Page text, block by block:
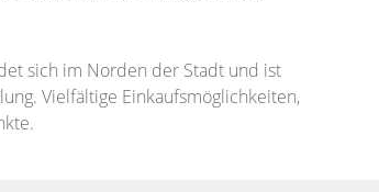
sich im Norden der Stadt und ist
Vielfältige Einkaufsmöglichkeiten,